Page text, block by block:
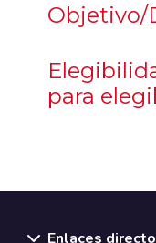
Objetivo/
para
Enlaces